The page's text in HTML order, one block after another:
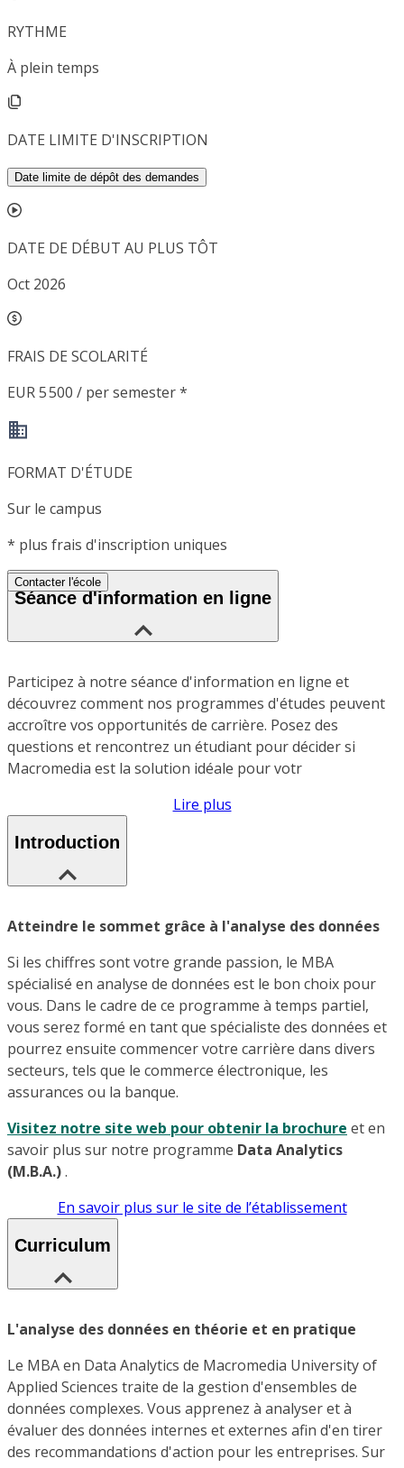
RYTHME
À plein temps
DATE LIMITE D'INSCRIPTION
Date limite de dépôt des demandes
DATE DE DÉBUT AU PLUS TÔT
Oct 2026
FRAIS DE SCOLARITÉ
EUR 5 500 / per semester *
FORMAT D'ÉTUDE
Sur le campus
* plus frais d'inscription uniques
Contacter l'école
Séance d'information en ligne
Participez à notre séance d'information en ligne et
découvrez comment nos programmes d'études peuvent
accroître vos opportunités de carrière. Posez des
questions et rencontrez un étudiant pour décider si
Macromedia est la solution idéale pour votr
Lire plus
Introduction
Atteindre le sommet grâce à l'analyse des données
Si les chiffres sont votre grande passion, le MBA
spécialisé en analyse de données est le bon choix pour
vous. Dans le cadre de ce programme à temps partiel,
vous serez formé en tant que spécialiste des données et
pourrez ensuite commencer votre carrière dans divers
secteurs, tels que le commerce électronique, les
assurances ou la banque.
Visitez notre site web pour obtenir la brochure et en
savoir plus sur notre programme Data Analytics
(M.B.A.).
En savoir plus sur le site de l’établissement
Curriculum
L'analyse des données en théorie et en pratique
Le MBA en Data Analytics de Macromedia University of
Applied Sciences traite de la gestion d'ensembles de
données complexes. Vous apprenez à analyser et à
évaluer des données internes et externes afin d'en tirer
des recommandations d'action pour les entreprises. Sur